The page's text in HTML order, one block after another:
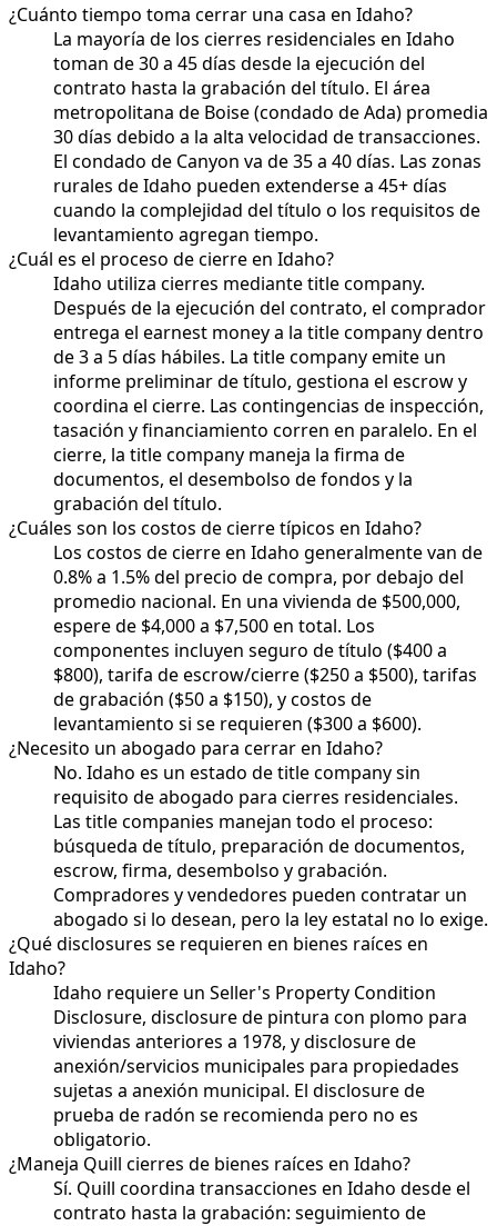
¿Cuánto tiempo toma cerrar una casa en Idaho?
La mayoría de los cierres residenciales en Idaho
toman de 30 a 45 días desde la ejecución del
contrato hasta la grabación del título. El área
metropolitana de Boise (condado de Ada) promedia
30 días debido a la alta velocidad de transacciones.
El condado de Canyon va de 35 a 40 días. Las zonas
rurales de Idaho pueden extenderse a 45+ días
cuando la complejidad del título o los requisitos de
levantamiento agregan tiempo.
¿Cuál es el proceso de cierre en Idaho?
Idaho utiliza cierres mediante title company.
Después de la ejecución del contrato, el comprador
entrega el earnest money a la title company dentro
de 3 a 5 días hábiles. La title company emite un
informe preliminar de título, gestiona el escrow y
coordina el cierre. Las contingencias de inspección,
tasación y financiamiento corren en paralelo. En el
cierre, la title company maneja la firma de
documentos, el desembolso de fondos y la
grabación del título.
¿Cuáles son los costos de cierre típicos en Idaho?
Los costos de cierre en Idaho generalmente van de
0.8% a 1.5% del precio de compra, por debajo del
promedio nacional. En una vivienda de $500,000,
espere de $4,000 a $7,500 en total. Los
componentes incluyen seguro de título ($400 a
$800), tarifa de escrow/cierre ($250 a $500), tarifas
de grabación ($50 a $150), y costos de
levantamiento si se requieren ($300 a $600).
¿Necesito un abogado para cerrar en Idaho?
No. Idaho es un estado de title company sin
requisito de abogado para cierres residenciales.
Las title companies manejan todo el proceso:
búsqueda de título, preparación de documentos,
escrow, firma, desembolso y grabación.
Compradores y vendedores pueden contratar un
abogado si lo desean, pero la ley estatal no lo exige.
¿Qué disclosures se requieren en bienes raíces en
Idaho?
Idaho requiere un Seller's Property Condition
Disclosure, disclosure de pintura con plomo para
viviendas anteriores a 1978, y disclosure de
anexión/servicios municipales para propiedades
sujetas a anexión municipal. El disclosure de
prueba de radón se recomienda pero no es
obligatorio.
¿Maneja Quill cierres de bienes raíces en Idaho?
Sí. Quill coordina transacciones en Idaho desde el
contrato hasta la grabación: seguimiento de